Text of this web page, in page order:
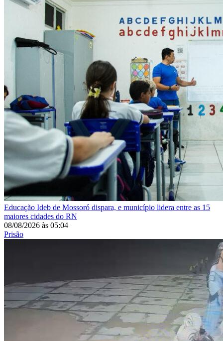
Educação Ideb de Mossoró dispara, e município lidera entre as 15
maiores cidades do RN
08/08/2026 às 05:04
Prisão